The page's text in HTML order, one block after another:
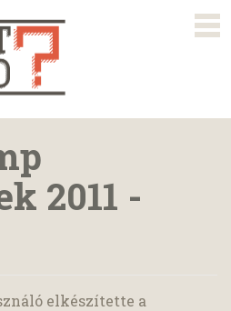
2011 -
elkészítette a